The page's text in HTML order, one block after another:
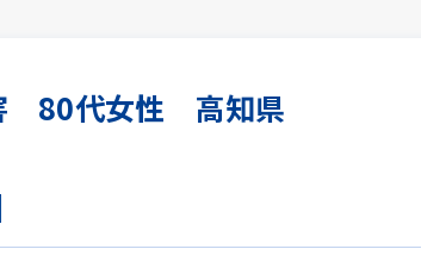
80代女性 高知県